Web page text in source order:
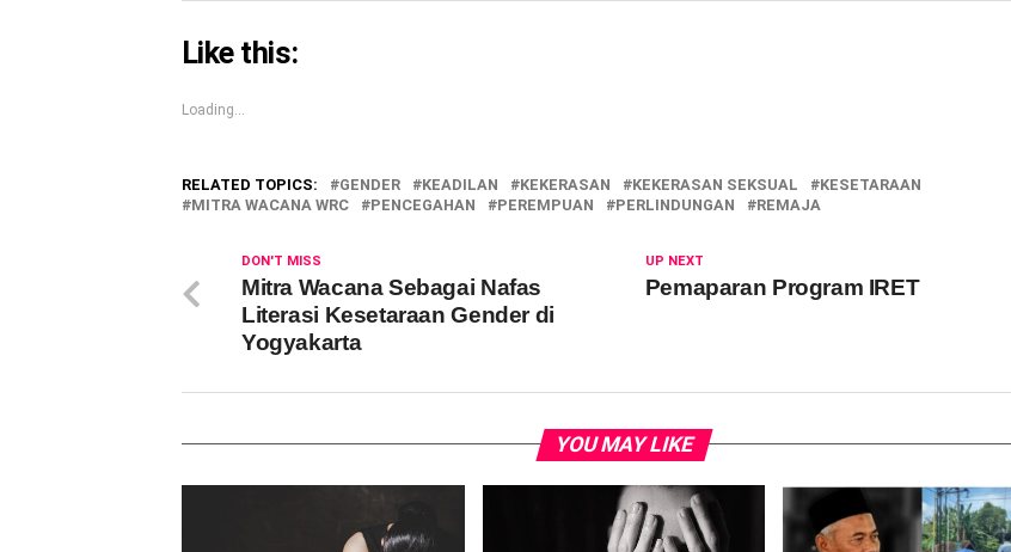
Like this:
Loading...
RELATED TOPICS: GENDER KEADILAN KEKERASAN KEKERASAN SEKSUAL
KESETARAAN
MITRA WACANA WRC
PENCEGAHAN PEREMPUAN PERLINDUNGAN REMAJA
UP NEXT
Pemaparan Program IRET
DON'T MISS
Mitra Wacana Sebagai Nafas
Literasi Kesetaraan Gender di
Yogyakarta
YOU MAY LIKE